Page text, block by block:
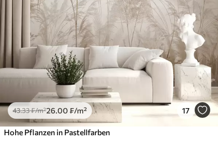
43.33₣/m²26.00 ₣/m² 17
Hohe Pflanzen in Pastellfarben